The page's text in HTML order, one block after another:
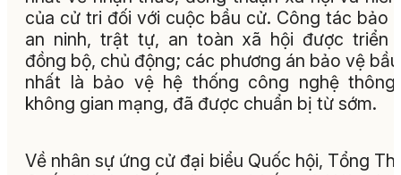
của cử tri đối với cuộc bầu cử. Công tác bảo
an ninh, trật tự, an toàn xã hội được triển
đồng bộ, chủ động; các phương án bảo vệ
nhất là bảo vệ hệ thống công nghệ thông
không gian mạng, đã được chuẩn bị từ sớm.
Về nhân sự ứng cử đại biểu Quốc hội, Tổng